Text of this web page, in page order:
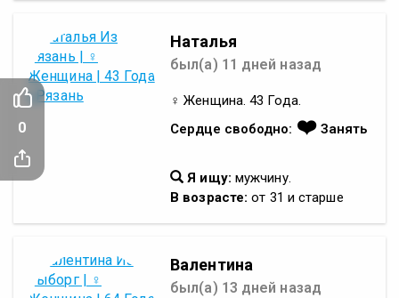
Наталья
был(а) 11 дней назад
♀ Женщина. 43 Года.
Сердце свободно: ❤️Занять
Я ищу: мужчину.
В возрасте: от 31 и старше
Валентина
был(а) 13 дней назад
0